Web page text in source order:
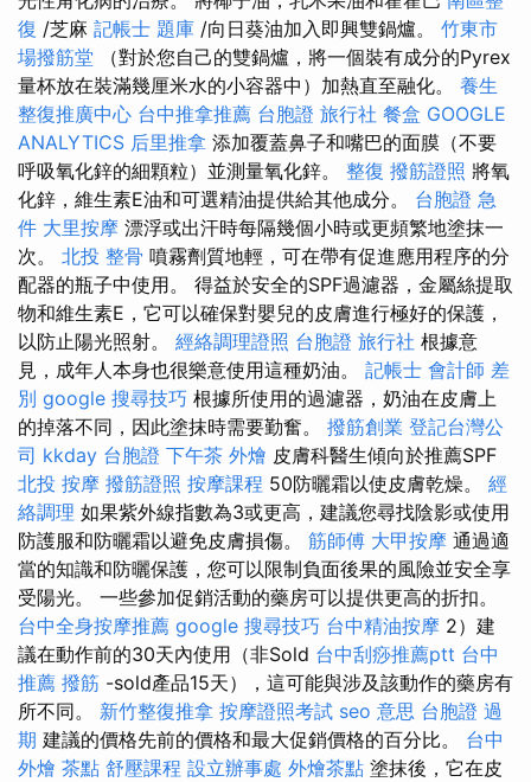
復 /芝麻 記帳士 題庫 /向日葵油加入即興雙鍋爐。 竹東市
場撥筋堂 （對於您自己的雙鍋爐，將一個裝有成分的Pyrex
量杯放在裝滿幾厘米水的小容器中）加熱直至融化。 養生
整復推廣中心 台中推拿推薦 台胞證 旅行社 餐盒 GOOGLE
ANALYTICS 后里推拿 添加覆蓋鼻子和嘴巴的面膜（不要
呼吸氧化鋅的細顆粒）並測量氧化鋅。 整復 撥筋證照 將氧
化鋅，維生素E油和可選精油提供給其他成分。 台胞證 急
件 大里按摩 漂浮或出汗時每隔幾個小時或更頻繁地塗抹一
次。 北投 整骨 噴霧劑質地輕，可在帶有促進應用程序的分
配器的瓶子中使用。 得益於安全的SPF過濾器，金屬絲提取
物和維生素E，它可以確保對嬰兒的皮膚進行極好的保護，
以防止陽光照射。 經絡調理證照 台胞證 旅行社 根據意
見，成年人本身也很樂意使用這種奶油。 記帳士 會計師 差
別 google 搜尋技巧 根據所使用的過濾器，奶油在皮膚上
的掉落不同，因此塗抹時需要勤奮。 撥筋創業 登記台灣公
司 kkday 台胞證 下午茶 外燴 皮膚科醫生傾向於推薦SPF
北投 按摩 撥筋證照 按摩課程 50防曬霜以使皮膚乾燥。 經
絡調理 如果紫外線指數為3或更高，建議您尋找陰影或使用
防護服和防曬霜以避免皮膚損傷。 筋師傅 大甲按摩 通過適
當的知識和防曬保護，您可以限制負面後果的風險並安全享
受陽光。 一些參加促銷活動的藥房可以提供更高的折扣。
台中全身按摩推薦 google 搜尋技巧 台中精油按摩 2）建
議在動作前的30天內使用（非Sold 台中刮痧推薦ptt 台中
推薦 撥筋 -sold產品15天），這可能與涉及該動作的藥房有
所不同。 新竹整復推拿 按摩證照考試 seo 意思 台胞證 過
期 建議的價格先前的價格和最大促銷價格的百分比。 台中
外燴 茶點 舒壓課程 設立辦事處 外燴茶點 塗抹後，它在皮